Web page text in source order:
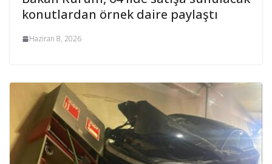
konutlardan örnek daire paylaştı
Haziran 8, 2026